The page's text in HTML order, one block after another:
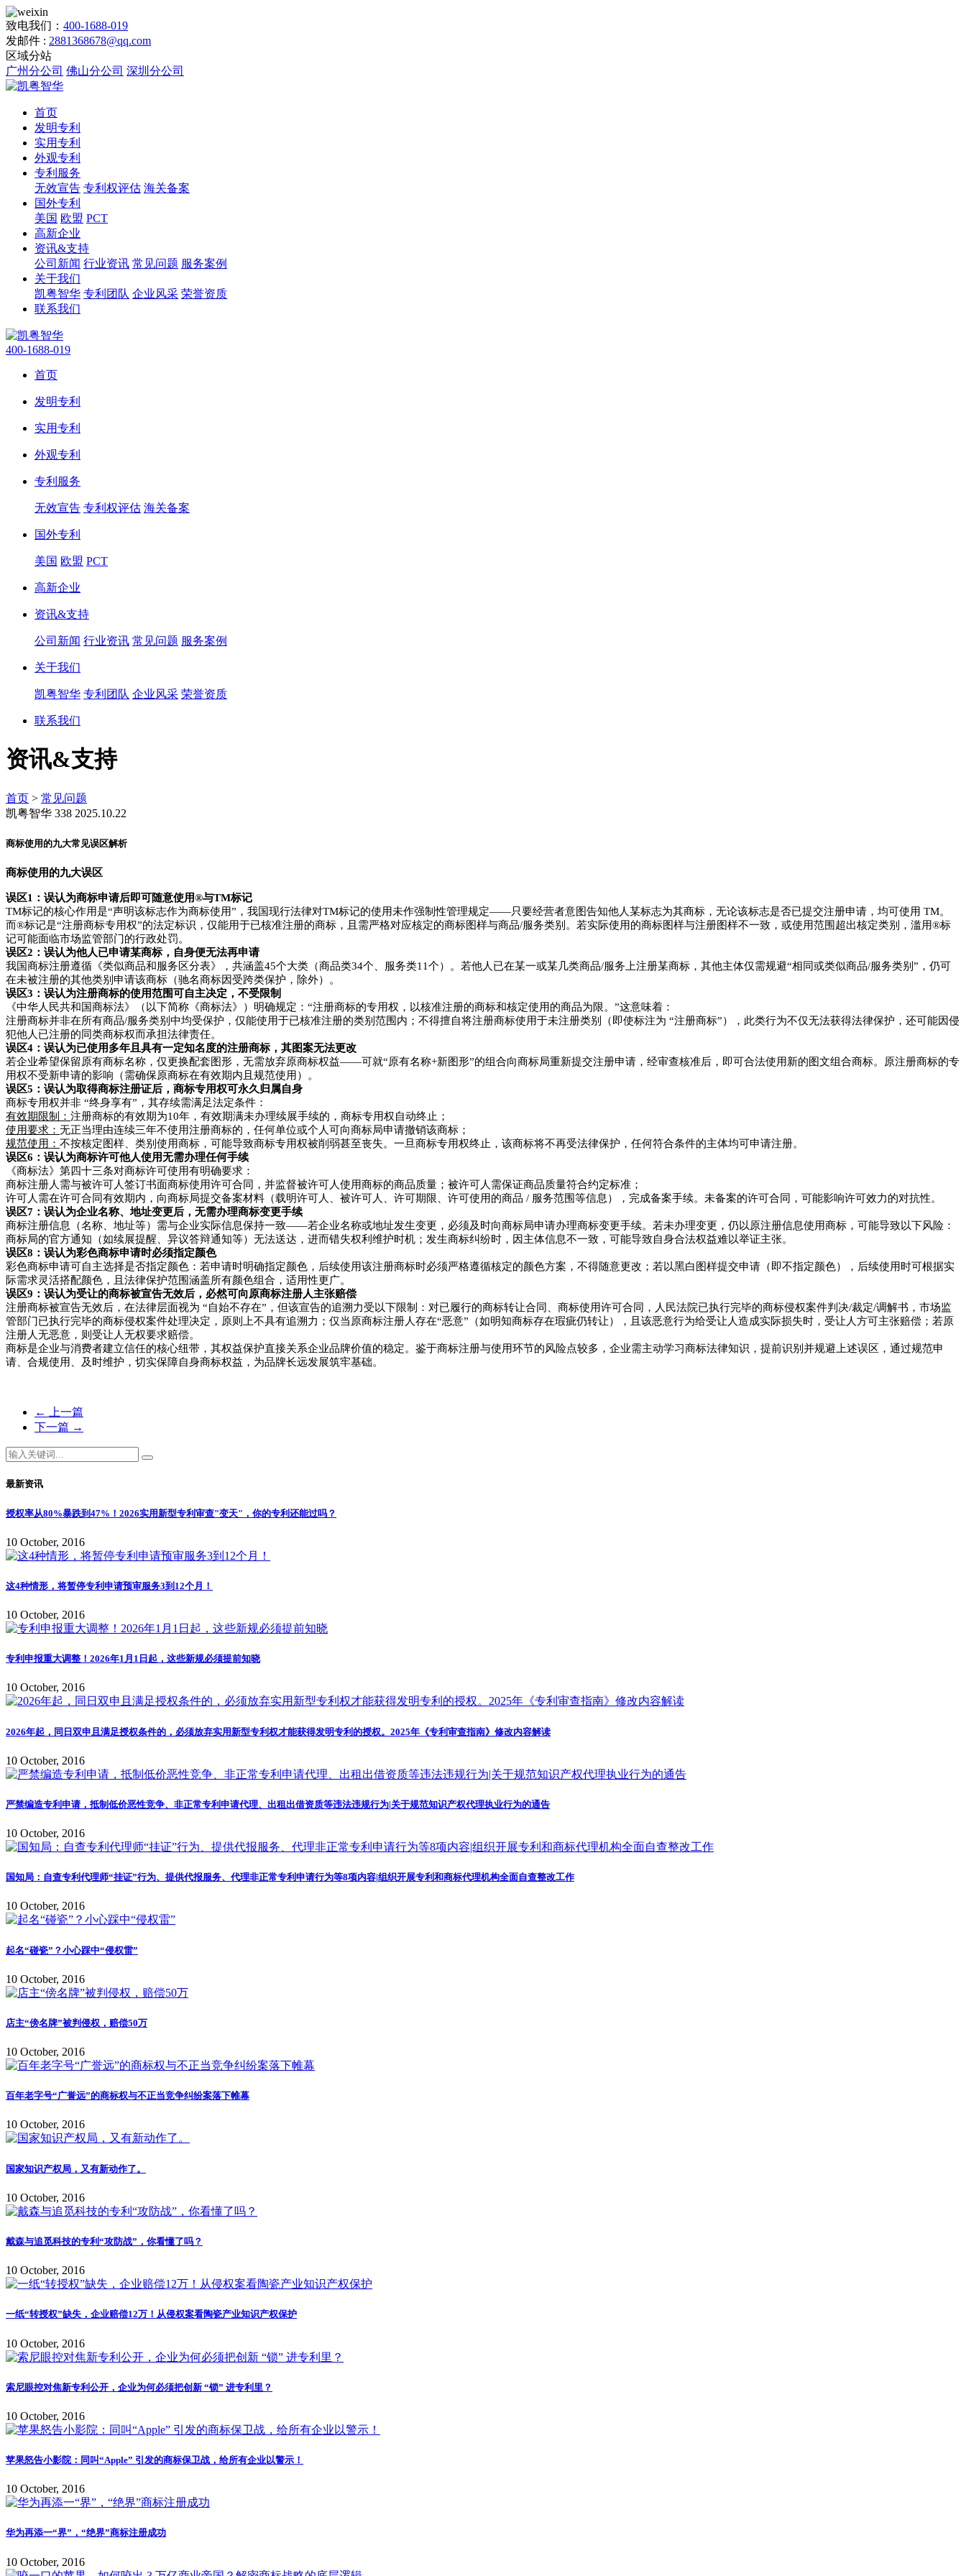
致电我们： 400-1688-019
发邮件 : 2881368678@qq.com
区域分站
广州分公司 佛山分公司 深圳分公司
首页
发明专利
实用专利
外观专利
专利服务
无效宣告 专利权评估 海关备案
国外专利
美国 欧盟 PCT
高新企业
资讯&支持
公司新闻 行业资讯 常见问题 服务案例
关于我们
凯粤智华 专利团队 企业风采 荣誉资质
联系我们
400-1688-019
首页
发明专利
实用专利
外观专利
专利服务
无效宣告 专利权评估 海关备案
国外专利
美国 欧盟 PCT
高新企业
资讯&支持
公司新闻 行业资讯 常见问题 服务案例
关于我们
凯粤智华 专利团队 企业风采 荣誉资质
联系我们
资讯&支持
首页 > 常见问题
凯粤智华 338 2025.10.22
商标使用的九大常见误区解析
商标使用的九大误区
误区1：误认为商标申请后即可随意使用®与TM标记
TM标记的核心作用是“声明该标志作为商标使用”，我国现行法律对TM标记的使用未作强制性管理规定——只要经营者意图告知他人某标志为其商标，无论该标志是否已提交注册申请，均可使用 TM。
而®标记是“注册商标专用权”的法定标识，仅能用于已核准注册的商标，且需严格对应核定的商标图样与商品/服务类别。若实际使用的商标图样与注册图样不一致，或使用范围超出核定类别，滥用®标
记可能面临市场监管部门的行政处罚。
误区2：误认为他人已申请某商标，自身便无法再申请
我国商标注册遵循《类似商品和服务区分表》，共涵盖45个大类（商品类34个、服务类11个）。若他人已在某一或某几类商品/服务上注册某商标，其他主体仅需规避“相同或类似商品/服务类别”，仍可
在未被注册的其他类别申请该商标（驰名商标因受跨类保护，除外）。
误区3：误认为注册商标的使用范围可自主决定，不受限制
《中华人民共和国商标法》（以下简称《商标法》）明确规定：“注册商标的专用权，以核准注册的商标和核定使用的商品为限。”这意味着：
注册商标并非在所有商品/服务类别中均受保护，仅能使用于已核准注册的类别范围内；不得擅自将注册商标使用于未注册类别（即使标注为 “注册商标”），此类行为不仅无法获得法律保护，还可能因侵
犯他人已注册的同类商标权而承担法律责任。
误区4：误认为已使用多年且具有一定知名度的注册商标，其图案无法更改
若企业希望保留原有商标名称，仅更换配套图形，无需放弃原商标权益——可就“原有名称+新图形”的组合向商标局重新提交注册申请，经审查核准后，即可合法使用新的图文组合商标。原注册商标的专
用权不受新申请的影响（需确保原商标在有效期内且规范使用）。
误区5：误认为取得商标注册证后，商标专用权可永久归属自身
商标专用权并非 “终身享有”，其存续需满足法定条件：
有效期限制： 注册商标的有效期为10年，有效期满未办理续展手续的，商标专用权自动终止；
使用要求： 无正当理由连续三年不使用注册商标的，任何单位或个人可向商标局申请撤销该商标；
规范使用： 不按核定图样、类别使用商标，可能导致商标专用权被削弱甚至丧失。一旦商标专用权终止，该商标将不再受法律保护，任何符合条件的主体均可申请注册。
误区6：误认为商标许可他人使用无需办理任何手续
《商标法》第四十三条对商标许可使用有明确要求：
商标注册人需与被许可人签订书面商标使用许可合同，并监督被许可人使用商标的商品质量；被许可人需保证商品质量符合约定标准；
许可人需在许可合同有效期内，向商标局提交备案材料（载明许可人、被许可人、许可期限、许可使用的商品 / 服务范围等信息），完成备案手续。未备案的许可合同，可能影响许可效力的对抗性。
误区7：误认为企业名称、地址变更后，无需办理商标变更手续
商标注册信息（名称、地址等）需与企业实际信息保持一致——若企业名称或地址发生变更，必须及时向商标局申请办理商标变更手续。若未办理变更，仍以原注册信息使用商标，可能导致以下风险：
商标局的官方通知（如续展提醒、异议答辩通知等）无法送达，进而错失权利维护时机；发生商标纠纷时，因主体信息不一致，可能导致自身合法权益难以举证主张。
误区8：误认为彩色商标申请时必须指定颜色
彩色商标申请可自主选择是否指定颜色：若申请时明确指定颜色，后续使用该注册商标时必须严格遵循核定的颜色方案，不得随意更改；若以黑白图样提交申请（即不指定颜色），后续使用时可根据实
际需求灵活搭配颜色，且法律保护范围涵盖所有颜色组合，适用性更广。
误区9：误认为受让的商标被宣告无效后，必然可向原商标注册人主张赔偿
注册商标被宣告无效后，在法律层面视为 “自始不存在”，但该宣告的追溯力受以下限制：对已履行的商标转让合同、商标使用许可合同，人民法院已执行完毕的商标侵权案件判决/裁定/调解书，市场监
管部门已执行完毕的商标侵权案件处理决定，原则上不具有追溯力；仅当原商标注册人存在“恶意”（如明知商标存在瑕疵仍转让），且该恶意行为给受让人造成实际损失时，受让人方可主张赔偿；若原
注册人无恶意，则受让人无权要求赔偿。
商标是企业与消费者建立信任的核心纽带，其权益保护直接关系企业品牌价值的稳定。鉴于商标注册与使用环节的风险点较多，企业需主动学习商标法律知识，提前识别并规避上述误区，通过规范申
请、合规使用、及时维护，切实保障自身商标权益，为品牌长远发展筑牢基础。
←
上一篇
下一篇 →
最新资讯
授权率从80%暴跌到47%！2026实用新型专利审查"变天"，你的专利还能过吗？
10 October, 2016
这4种情形，将暂停专利申请预审服务3到12个月！
10 October, 2016
专利申报重大调整！2026年1月1日起，这些新规必须提前知晓
10 October, 2016
2026年起，同日双申且满足授权条件的，必须放弃实用新型专利权才能获得发明专利的授权。2025年《专利审查指南》修改内容解读
10 October, 2016
严禁编造专利申请，抵制低价恶性竞争、非正常专利申请代理、出租出借资质等违法违规行为|关于规范知识产权代理执业行为的通告
10 October, 2016
国知局：自查专利代理师“挂证”行为、提供代报服务、代理非正常专利申请行为等8项内容|组织开展专利和商标代理机构全面自查整改工作
10 October, 2016
起名“碰瓷”？小心踩中“侵权雷”
10 October, 2016
店主“傍名牌”被判侵权，赔偿50万
10 October, 2016
百年老字号“广誉远”的商标权与不正当竞争纠纷案落下帷幕
10 October, 2016
国家知识产权局，又有新动作了。
10 October, 2016
戴森与追觅科技的专利“攻防战”，你看懂了吗？
10 October, 2016
一纸“转授权”缺失，企业赔偿12万！从侵权案看陶瓷产业知识产权保护
10 October, 2016
索尼眼控对焦新专利公开，企业为何必须把创新 “锁” 进专利里？
10 October, 2016
苹果怒告小影院：同叫“Apple” 引发的商标保卫战，给所有企业以警示！
10 October, 2016
华为再添一“界”，“绝界”商标注册成功
10 October, 2016